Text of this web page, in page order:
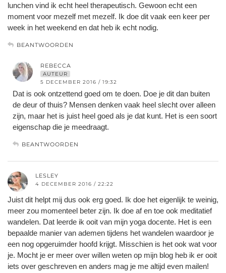
lunchen vind ik echt heel therapeutisch. Gewoon echt een
moment voor mezelf met mezelf. Ik doe dit vaak een keer per
week in het weekend en dat heb ik echt nodig.
BEANTWOORDEN
REBECCA
AUTEUR
5 DECEMBER 2016 / 19:32
Dat is ook ontzettend goed om te doen. Doe je dit dan buiten
de deur of thuis? Mensen denken vaak heel slecht over alleen
zijn, maar het is juist heel goed als je dat kunt. Het is een soort
eigenschap die je meedraagt.
BEANTWOORDEN
LESLEY
4 DECEMBER 2016 / 22:22
Juist dit helpt mij dus ook erg goed. Ik doe het eigenlijk te weinig,
meer zou momenteel beter zijn. Ik doe af en toe ook meditatief
wandelen. Dat leerde ik ooit van mijn yoga docente. Het is een
bepaalde manier van ademen tijdens het wandelen waardoor je
een nog opgeruimder hoofd krijgt. Misschien is het ook wat voor
je. Mocht je er meer over willen weten op mijn blog heb ik er ooit
iets over geschreven en anders mag je me altijd even mailen!